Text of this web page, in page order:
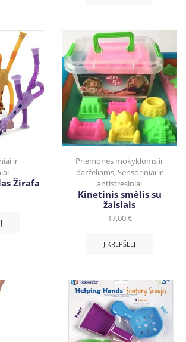
ir
Žirafa
Priemonės mokykloms ir
darželiams,Sensoriniai ir
antistresiniai
Kinetinis smėlis su
žaislais
17,00€
Į KREPŠELĮ